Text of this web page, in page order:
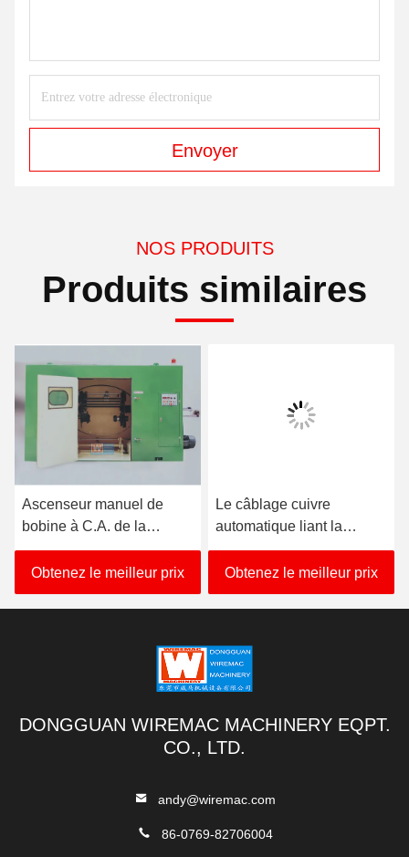
Envoyer
NOS PRODUITS
Produits similaires
Ascenseur manuel de
bobine à C.A. de la
toronneuse de câble de
PVC de GV 20HP
Obtenez le meilleur prix
Le câblage cuivre
automatique liant la
machine 3350KG axent la
taille 850mm
Obtenez le meilleur prix
DONGGUAN WIREMAC MACHINERY EQPT.
CO., LTD.
andy@wiremac.com
86-0769-82706004